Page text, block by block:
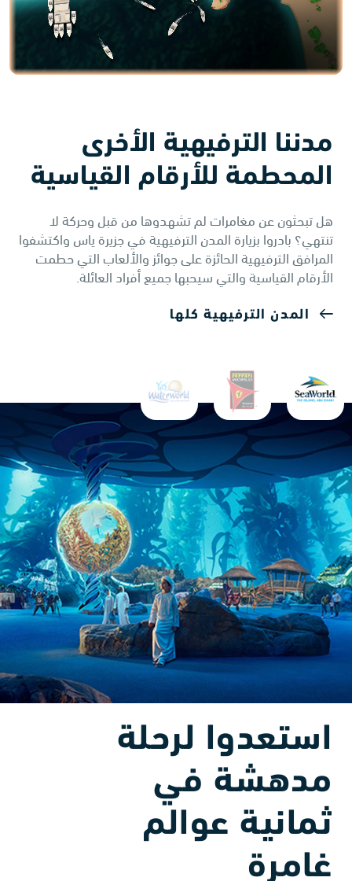
مدننا الترفيهية الأخرى
المحطمة للأرقام القياسية
هل تبحثون عن مغامرات لم تشهدوها من قبل وحركة لا
تنتهي؟ بادروا بزيارة المدن الترفيهية في جزيرة ياس واكتشفوا
المرافق الترفيهية الحائزة على جوائز والألعاب التي حطمت
الأرقام القياسية والتي سيحبها جميع أفراد العائلة.
المدن الترفيهية كلها
استعدوا لرحلة
مدهشة في
ثمانية عوالم
غامرة